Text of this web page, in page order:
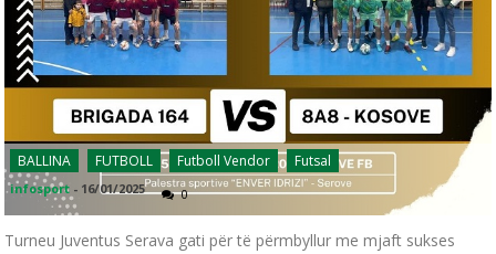
BALLINA FUTBOLL Futboll Vendor Futsal
infosport - 16/01/2025 0
Turneu Juventus Serava gati për të përmbyllur me mjaft sukses